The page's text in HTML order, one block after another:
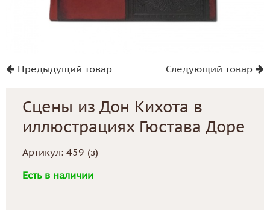
Предыдущий товар Следующий товар
Сцены из Дон Кихота в
иллюстрациях Гюстава Доре
Артикул: 459 (з)
Есть в наличии